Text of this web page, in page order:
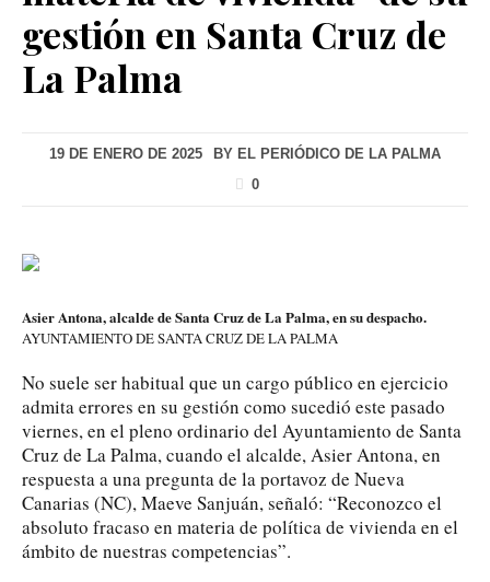
gestión en Santa Cruz de
La Palma
19 DE ENERO DE 2025 BY EL PERIÓDICO DE LA PALMA
0
Asier Antona, alcalde de Santa Cruz de La Palma, en su despacho.
AYUNTAMIENTO DE SANTA CRUZ DE LA PALMA
No suele ser habitual que un cargo público en ejercicio
admita errores en su gestión como sucedió este pasado
viernes, en el pleno ordinario del Ayuntamiento de Santa
Cruz de La Palma, cuando el alcalde, Asier Antona, en
respuesta a una pregunta de la portavoz de Nueva
Canarias (NC), Maeve Sanjuán, señaló: “Reconozco el
absoluto fracaso en materia de política de vivienda en el
ámbito de nuestras competencias”.